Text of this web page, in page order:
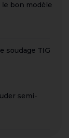
le bon modèle
soudage TIG
semi-